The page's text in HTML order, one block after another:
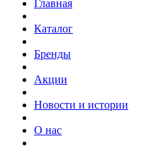
Главная
Каталог
Бренды
Акции
Новости и истории
О нас